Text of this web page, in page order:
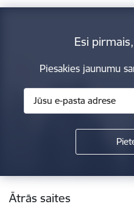
Esi
Piesakies jaunumu
Kājene
Ātrās saites